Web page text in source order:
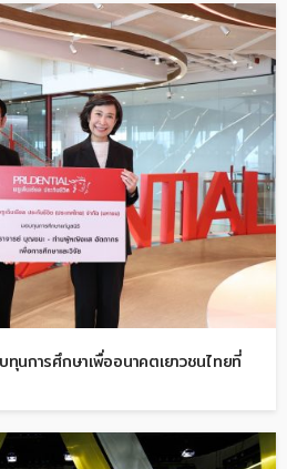
นการศึกษาเพื่ออนาคตเยาวชนไทยที่